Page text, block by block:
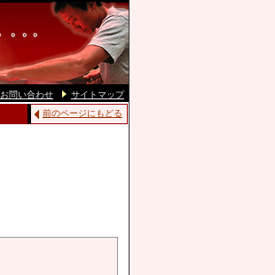
お問い合わせ
サイトマップ
前のページにもどる